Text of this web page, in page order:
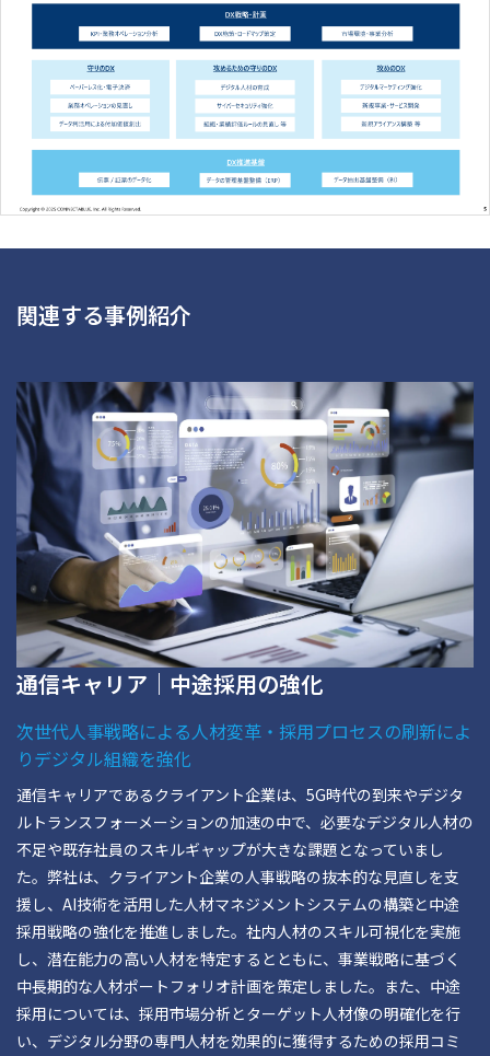
関連する事例紹介
通信キャリア｜中途採用の強化
次世代人事戦略による人材変革・採用プロセスの刷新によ
りデジタル組織を強化
通信キャリアであるクライアント企業は、5G時代の到来やデジタ
ルトランスフォーメーションの加速の中で、必要なデジタル人材の
不足や既存社員のスキルギャップが大きな課題となっていまし
た。弊社は、クライアント企業の人事戦略の抜本的な見直しを支
援し、AI技術を活用した人材マネジメントシステムの構築と中途
採用戦略の強化を推進しました。社内人材のスキル可視化を実施
し、潜在能力の高い人材を特定するとともに、事業戦略に基づく
中長期的な人材ポートフォリオ計画を策定しました。また、中途
採用については、採用市場分析とターゲット人材像の明確化を行
い、デジタル分野の専門人材を効果的に獲得するための採用コミ